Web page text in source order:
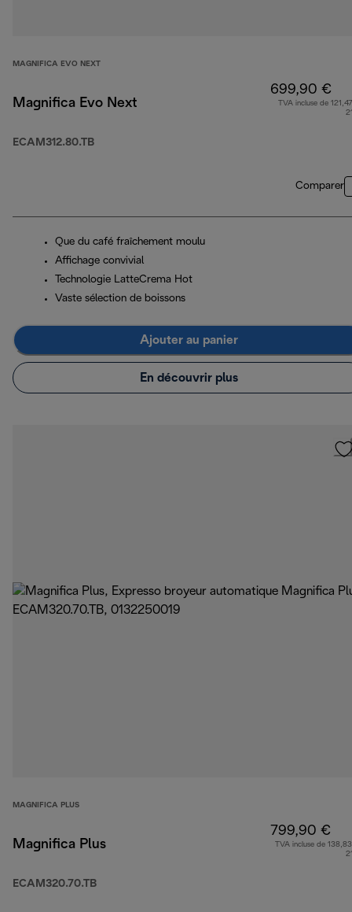
MAGNIFICA EVO NEXT
Magnifica Evo Next
ECAM312.80.TB
699,90 €
TVA incluse de
Comparer
Que du café fraîchement moulu
Affichage convivial
Technologie LatteCrema Hot
Vaste sélection de boissons
Ajouter au panier
En découvrir plus
MAGNIFICA PLUS
Magnifica Plus
ECAM320.70.TB
799,90 €
TVA incluse de